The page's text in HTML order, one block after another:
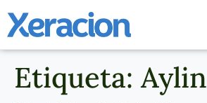
Etiqueta:Aylin